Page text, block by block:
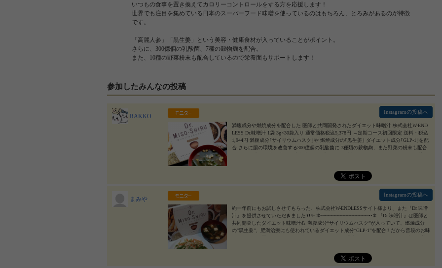
いつもの食事を置き換えてカロリーコントロールをする方を応援します！
世界でも注目を集めている日本のスーパーフード味噌を使っているのはもちろん、とろみがあるのが特徴
です。
「高麗人参」「黒生姜」という美容・健康食材が入っていることがポイント。
さらに、300億個の乳酸菌、7種の穀物麹を配合。
また、10種の野菜粉末も配合しているので栄養面もサポートします！
参加したみんなの投稿
RAKKO
満腹成分や燃焼成分を配合した 医師と共同開発されたダイエット味噌汁 株式会社W-END
LESS Dr.味噌汁 1袋 3g×30袋入り 通常価格税込5,378円 →定期コース初回限定 送料・税込
1,944円 満腹成分｢サイリウムハスク｣や 燃焼成分の｢黒生姜｣ ダイエット成分｢GLP-1｣を配
合 さらに腸の環境を改善する300億個の乳酸菌に 7種類の穀物麹、また野菜の粉末も配合
簡単にできちゃいます♥ お湯を入れてしばらくかき混ぜていくと だんだんとろみが出てき
ました😲 これが満腹成分なのかな？ 普通のお味噌汁を飲むよりもお腹にたまるので 小腹
ら ボディメイク頑張っていくぞー🎵 #dr味噌汁 #drmisoshiru #ダイエット #ダイエットレシ
ピ #ずぼらレシピ #リニューアル #monipla #drmisoshiru_fan ※注意事項
2022/05/20
Instagramの投稿へ
まみや
約一年前にもお試しさせてもらった、株式会社W-ENDLESSサイト様より、また『Dr.味噌
汁』を提供させていただきました🍴✨ ✼••┈┈┈┈┈┈┈┈┈┈┈┈┈┈┈••✼ 『Dr.味噌汁』は医師と
共同開発したダイエット味噌汁💪 満腹成分“サイリウムハスク”が入っていて、燃焼成分
の“黒生姜”、肥満治療にも使われているダイエット成分“GLP-1”を配合‼️ だから普段のお味
養も摂れちゃう😍💕 ✼••┈┈┈┈┈┈┈┈┈┈┈┈┈┈┈••✼ 粉末のDr.味噌汁一包を100～140mlのお湯
に溶かすだけだから忙しい朝でも楽チン✨ さっと溶けてダマにもならない‼️ 味も何の癖も
Instagramの投稿へ